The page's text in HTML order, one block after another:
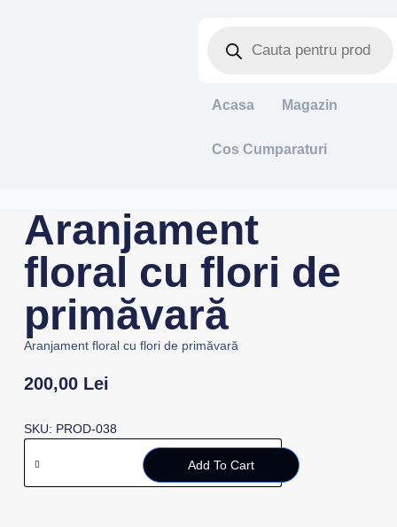
Acasa Magazin
Cos Cumparaturi
Aranjament
floral cu flori de
primăvară
Aranjament floral cu flori de primăvară
200,00 Lei
SKU: PROD-038
Add To Cart